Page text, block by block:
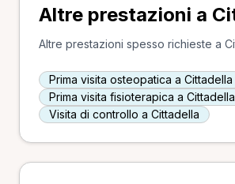
Altre prestazioni a
Altre prestazioni spesso richieste a
Prima visita osteopatica a Cittadella
Prima visita fisioterapica a Cittadella
Visita di controllo a Cittadella